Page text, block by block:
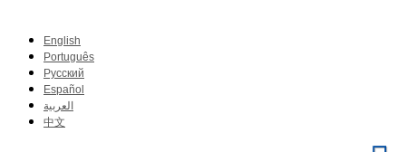
English
Português
Pусский
Español
العربية
中文